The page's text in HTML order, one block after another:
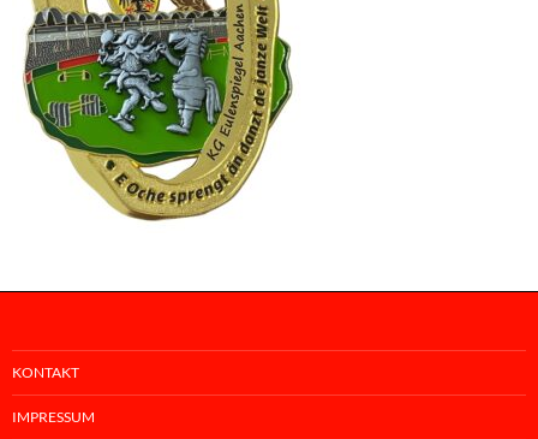
KONTAKT
IMPRESSUM